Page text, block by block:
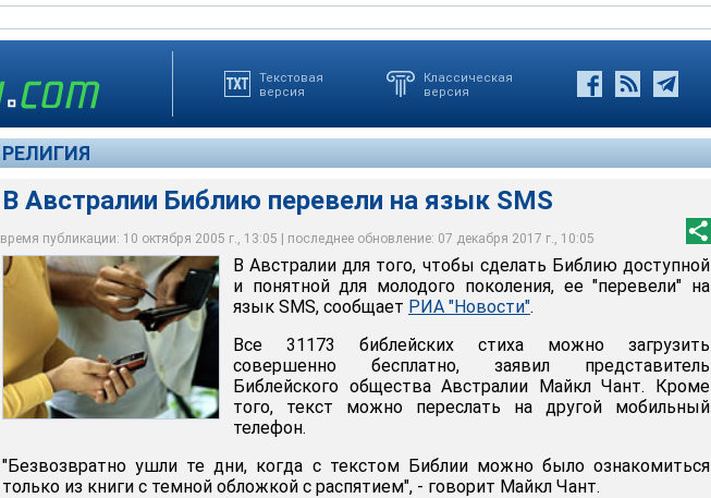
Текстовая
версия
Классическая
версия
РЕЛИГИЯ
В Австралии Библию перевели на язык SMS
время публикации: 10 октября 2005 г., 13:05 | последнее обновление: 07 декабря 2017 г., 10:05
В Австралии Библию перевели на язык SMS
В Австралии для того, чтобы сделать Библию доступной
и понятной для молодого поколения, ее "перевели" на
язык SMS, сообщает РИА "Новости".
Все 31173 библейских стиха можно загрузить
совершенно бесплатно, заявил представитель
Библейского общества Австралии Майкл Чант. Кроме
того, текст можно переслать на другой мобильный
телефон.
"Безвозвратно ушли те дни, когда с текстом Библии можно было ознакомиться
только из книги с темной обложкой с распятием", - говорит Майкл Чант.